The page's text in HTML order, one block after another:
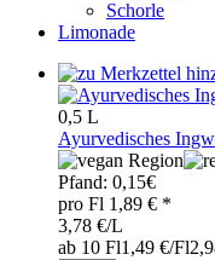
Schorle
Limonade
0,5 L
Ayurvedisches
Region
Pfand: 0,15€
pro Fl 1,89 € *
3,78 €/L
ab 10 Fl1,49 €/Fl